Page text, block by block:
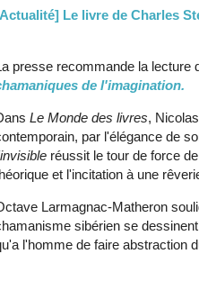
Le livre de Charles
presse recommande la lecture
de l'imagination.
Le Monde des livres,
par l'élégance de
réussit le tour de force
et l'incitation à une
Larmagnac-Matheron
sibérien se
l'homme de faire abstraction